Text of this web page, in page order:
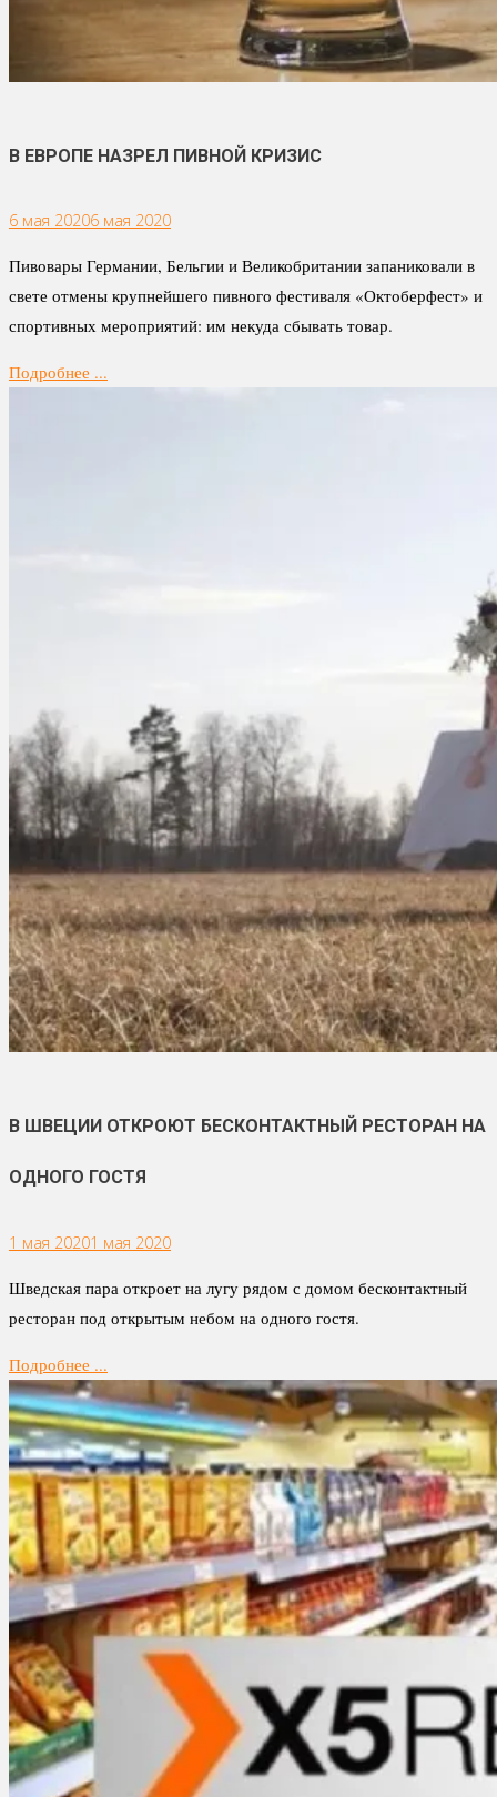
В ЕВРОПЕ НАЗРЕЛ ПИВНОЙ КРИЗИС
6 мая 20206 мая 2020
Пивовары Германии, Бельгии и Великобритании запаниковали в
свете отмены крупнейшего пивного фестиваля «Октоберфест» и
спортивных мероприятий: им некуда сбывать товар.
Подробнее ...
В ШВЕЦИИ ОТКРОЮТ БЕСКОНТАКТНЫЙ РЕСТОРАН НА
ОДНОГО ГОСТЯ
1 мая 20201 мая 2020
Шведская пара откроет на лугу рядом с домом бесконтактный
ресторан под открытым небом на одного гостя.
Подробнее ...